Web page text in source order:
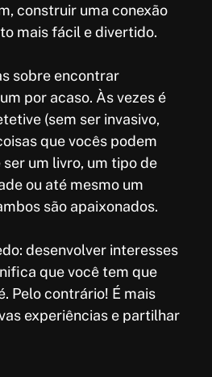
construir uma conexão
mais fácil e divertido.
sobre encontrar
por acaso. Às vezes é
(sem ser invasivo,
que vocês podem
um livro, um tipo de
ou até mesmo um
são apaixonados.
desenvolver interesses
que você tem que
Pelo contrário! É mais
experiências e partilhar